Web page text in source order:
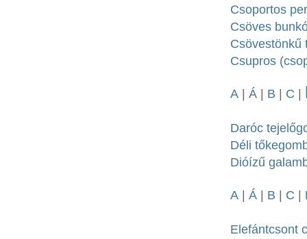
Csoportos
Csöves
Csövestönkű
Csupros
A Á B C
Daróc
Déli
Dióízű
A Á B C
Elefántcsont